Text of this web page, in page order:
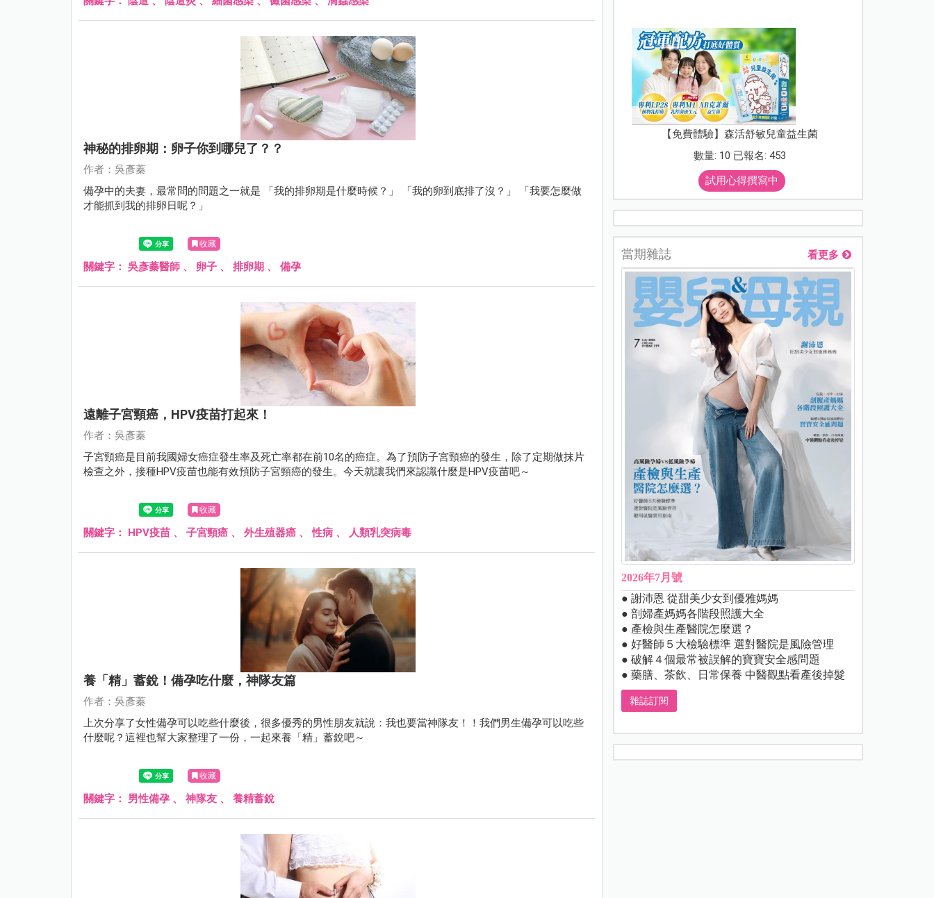
神秘的排卵期：卵子你到哪兒了？？
作者：吳彥蓁
備孕中的夫妻，最常問的問題之一就是 「我的排卵期是什麼時候？」 「我的卵到底排了沒？」 「我要怎麼做
才能抓到我的排卵日呢？」
收藏
關鍵字： 吳彥蓁醫師 、 卵子 、 排卵期 、 備孕
遠離子宮頸癌，HPV疫苗打起來！
作者：吳彥蓁
子宮頸癌是目前我國婦女癌症發生率及死亡率都在前10名的癌症。為了預防子宮頸癌的發生，除了定期做抹片
檢查之外，接種HPV疫苗也能有效預防子宮頸癌的發生。今天就讓我們來認識什麼是HPV疫苗吧～
收藏
關鍵字： HPV疫苗 、 子宮頸癌 、 外生殖器癌 、性病 、 人類乳突病毒
養「精」蓄銳！備孕吃什麼，神隊友篇
作者：吳彥蓁
上次分享了女性備孕可以吃些什麼後，很多優秀的男性朋友就說：我也要當神隊友！！我們男生備孕可以吃些
什麼呢？這裡也幫大家整理了一份，一起來養「精」蓄銳吧～
收藏
關鍵字： 男性備孕 、 神隊友 、 養精蓄銳
【免費體驗】森活舒敏兒童益生菌
數量: 10 已報名: 453
試用心得撰寫中
當期雜誌 看更多
2026年7月號
● 謝沛恩 從甜美少女到優雅媽媽
● 剖婦產媽媽各階段照護大全
● 產檢與生產醫院怎麼選？
● 好醫師５大檢驗標準 選對醫院是風險管理
● 破解４個最常被誤解的寶寶安全感問題
● 藥膳、茶飲、日常保養 中醫觀點看產後掉髮
雜誌訂閱